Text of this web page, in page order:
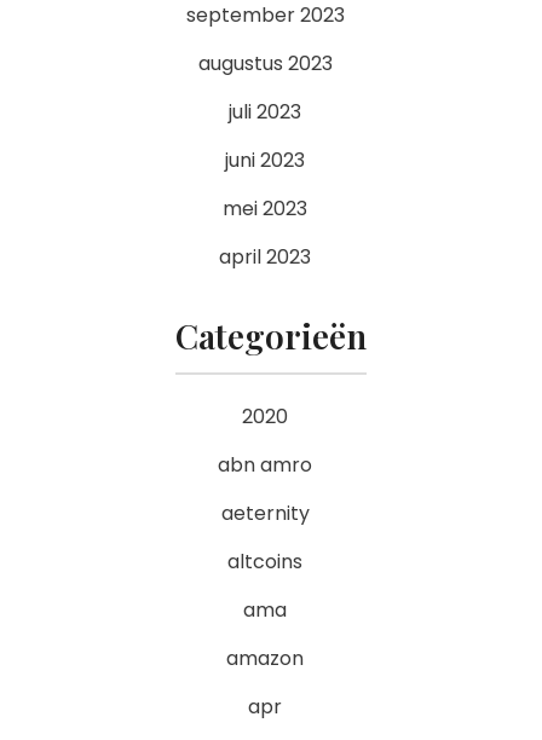
september 2023
augustus 2023
juli 2023
juni 2023
mei 2023
april 2023
Categorieën
2020
abn amro
aeternity
altcoins
ama
amazon
apr